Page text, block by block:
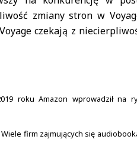
zmiany stron w
czekają z
roku Amazon wprowadził na
Wiele firm zajmujących się